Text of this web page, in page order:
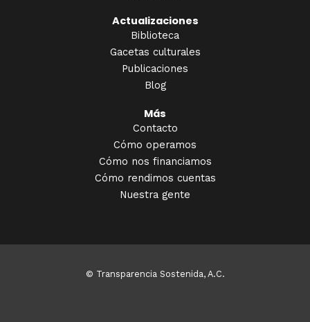
Actualizaciones
Biblioteca
Gacetas culturales
Publicaciones
Blog
Más
Contacto
Cómo operamos
Cómo nos financiamos
Cómo rendimos cuentas
Nuestra gente
© Transparencia Sostenida, A.C.